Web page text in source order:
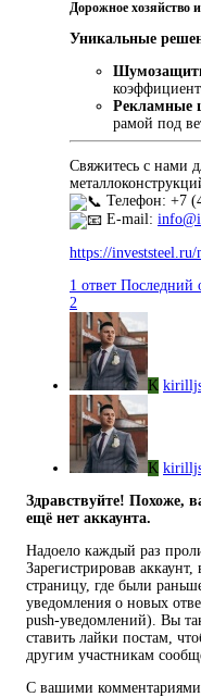
Дорожное хозяйство
Уникальные
Рекламные
рамой под
Свяжитесь с нами
Телефон: +7
E-mail:
https://
1 ответ Последний
2
K
K
Здравствуйте! Похоже,
ещё нет аккаунта.
Надоело каждый раз
Зарегистрировав
страницу, где были
уведомления о новых
push-уведомлений). Вы
ставить лайки постам,
другим участникам
С вашими комментариями